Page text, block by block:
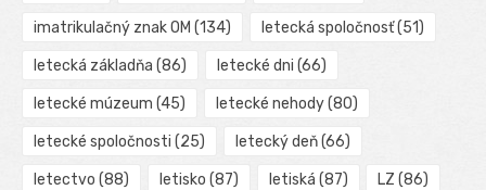
imatrikulačný znak OM (134) letecká spoločnosť(51)
letecká základňa (86) letecké dni (66)
letecké múzeum (45) letecké nehody(80)
letecké spoločnosti (25) letecký deň(66)
letectvo (88) letisko (87) letiská (87) LZ (86)